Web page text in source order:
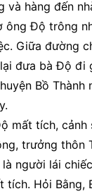
và hàng đến
ông Độ trông
Giữa đường
đưa bà Độ đi
Bồ Thành
mất tích, cảnh
trưởng thôn
là người lái
tích. Hỏi Bằng,